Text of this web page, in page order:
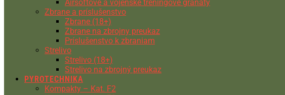
Airsoftové a vojenské tréningové granáty
Zbrane a príslušenstvo
Zbrane (18+)
Zbrane na zbrojny preukaz
Príslušenstvo k zbraniam
Strelivo
Strelivo (18+)
Strelivo na zbrojný preukaz
PYROTECHNIKA
Kompakty – Kat. F2